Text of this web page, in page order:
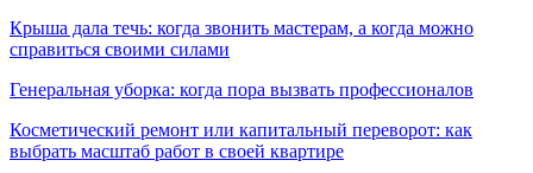
Крыша дала течь: когда звонить мастерам, а когда можно
справиться своими силами
Генеральная уборка: когда пора вызвать профессионалов
Косметический ремонт или капитальный переворот: как
выбрать масштаб работ в своей квартире